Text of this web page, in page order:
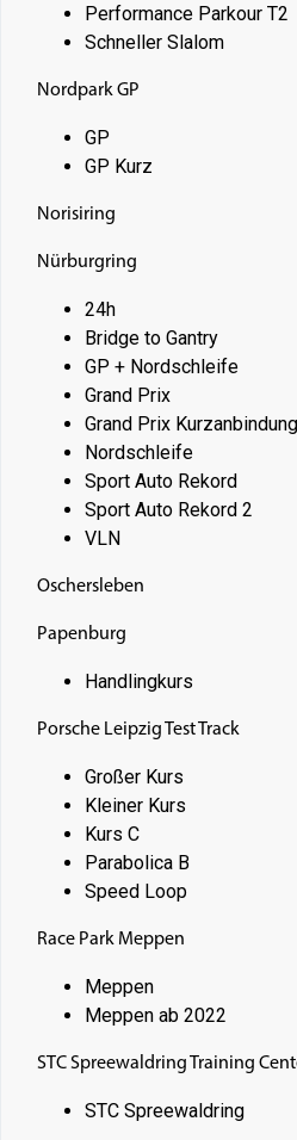
Performance Parkour T2
Schneller Slalom
Nordpark GP
GP
GP Kurz
Norisiring
Nürburgring
24h
Bridge to Gantry
GP + Nordschleife
Grand Prix
Grand Prix Kurzanbindung
Nordschleife
Sport Auto Rekord
Sport Auto Rekord 2
VLN
Oschersleben
Papenburg
Handlingkurs
Porsche Leipzig Test Track
Großer Kurs
Kleiner Kurs
Kurs C
Parabolica B
Speed Loop
Race Park Meppen
Meppen
Meppen ab 2022
STC Spreewaldring Training
STC Spreewaldring